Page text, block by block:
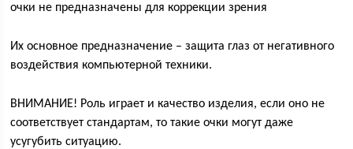
очки не предназначены для коррекции зрения
Их основное предназначение – защита глаз от негативного
воздействия компьютерной техники.
ВНИМАНИЕ! Роль играет и качество изделия, если оно не
соответствует стандартам, то такие очки могут даже
усугубить ситуацию.